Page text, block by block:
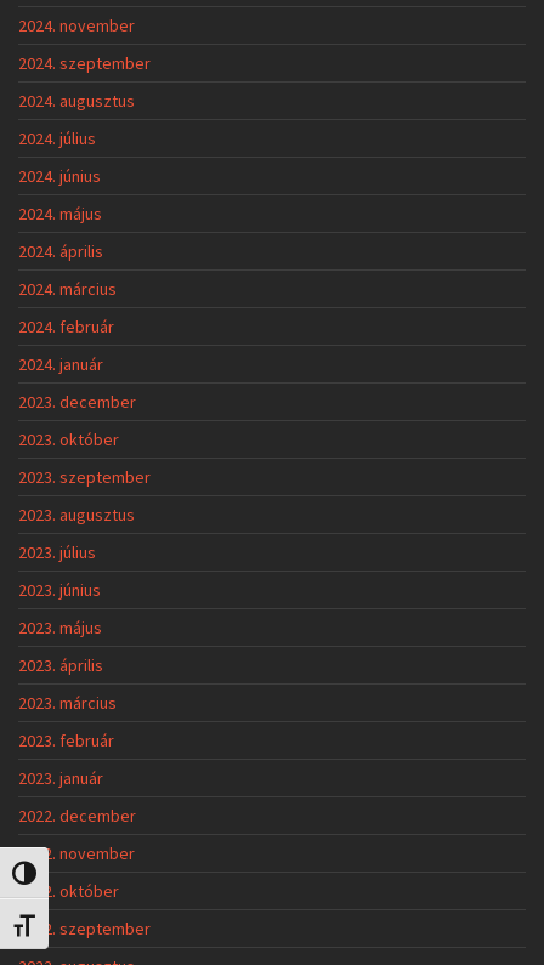
Nagy kontraszt váltása
Betűméret váltása
2024. november
2024. szeptember
2024. augusztus
2024. július
2024. június
2024. május
2024. április
2024. március
2024. február
2024. január
2023. december
2023. október
2023. szeptember
2023. augusztus
2023. július
2023. június
2023. május
2023. április
2023. március
2023. február
2023. január
2022. december
2022. november
2022. október
2022. szeptember